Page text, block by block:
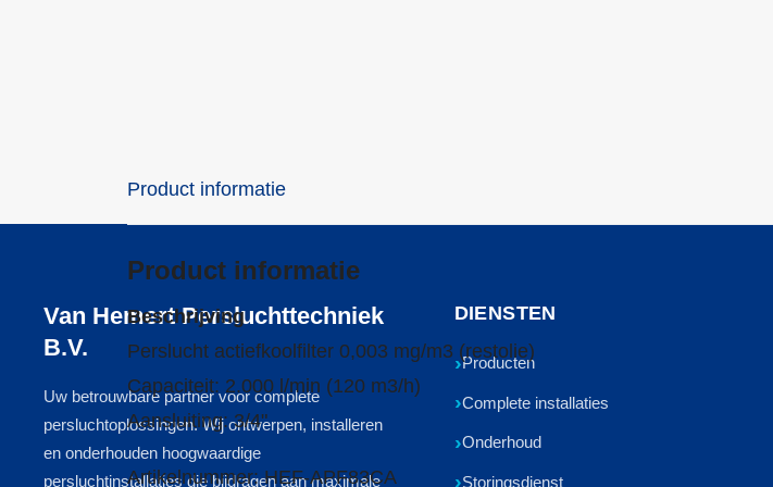
Product informatie
Product informatie
Beschrijving
Perslucht actiefkoolfilter 0,003 mg/m3 (restolie)
Capaciteit: 2.000 l/min (120 m3/h)
Aansluiting: 3/4"
Artikelnummer: HEF-APF83CA
Van Hemert Persluchttechniek
B.V.
Uw betrouwbare partner voor complete
persluchtoplossingen. Wij ontwerpen, installeren
en onderhouden hoogwaardige
persluchtinstallaties die bijdragen aan maximale
DIENSTEN
Producten
Complete installaties
Onderhoud
Storingsdienst